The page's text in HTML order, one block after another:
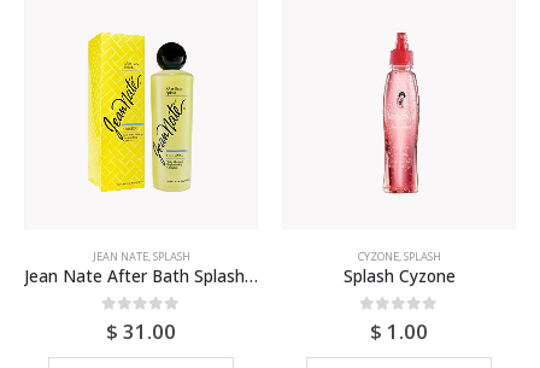
JEAN NATE,SPLASH
Jean Nate After Bath Splash 887ml
0out of 5
$ 31.00
CYZONE,SPLASH
Splash Cyzone
out of 5
$ 1.00